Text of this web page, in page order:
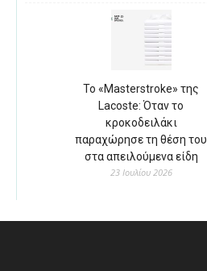
Το «Masterstroke» της
Lacoste: Όταν το
κροκοδειλάκι
παραχώρησε τη θέση του
στα απειλούμενα είδη
23 Ιουλίου 2026